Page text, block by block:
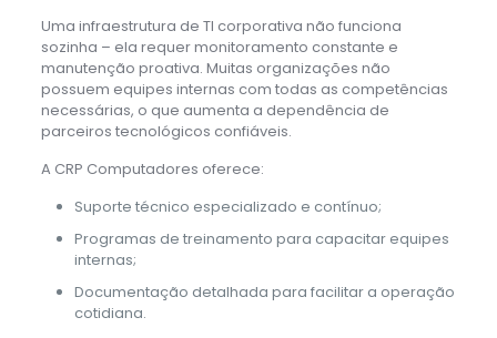
Uma infraestrutura de TI corporativa não funciona
sozinha – ela requer monitoramento constante e
manutenção proativa. Muitas organizações não
possuem equipes internas com todas as competências
necessárias, o que aumenta a dependência de
parceiros tecnológicos confiáveis.
A CRP Computadores oferece:
Suporte técnico especializado e contínuo;
Programas de treinamento para capacitar equipes
internas;
Documentação detalhada para facilitar a operação
cotidiana.